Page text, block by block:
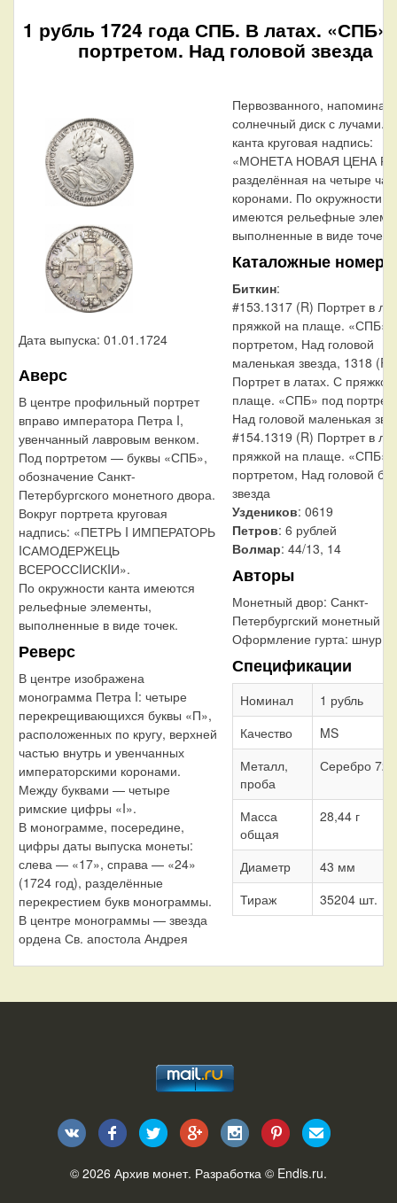
1 рубль 1724 года СПБ. В латах. «СПБ»
портретом. Над головой звезда
Дата выпуска: 01.01.1724
Аверс
В центре профильный портрет
вправо императора Петра I,
увенчанный лавровым венком.
Под портретом — буквы «СПБ»,
обозначение Санкт-
Петербургского монетного двора.
Вокруг портрета круговая
надпись: «ПЕТРЬ I ИМПЕРАТОРЬ
IСАМОДЕРЖЕЦЬ
ВСЕРОССIИСКIИ».
По окружности канта имеются
рельефные элементы,
выполненные в виде точек.
Реверс
В центре изображена
монограмма Петра I: четыре
перекрещивающихся буквы «П»,
расположенных по кругу, верхней
частью внутрь и увенчанных
императорскими коронами.
Между буквами — четыре
римские цифры «I».
В монограмме, посередине,
цифры даты выпуска монеты:
слева — «17», справа — «24»
(1724 год), разделённые
перекрестием букв монограммы.
В центре монограммы — звезда
ордена Св. апостола Андрея
Первозванного,
солнечный диск с лучами.
канта круговая надпись:
«МОНЕТА НОВАЯ ЦЕНА
разделённая на четыре
коронами. По окружности
имеются рельефные
выполненные в виде точек.
Каталожные номера
Биткин:
#153.1317 (R) Портрет в
пряжкой на плаще. «СПБ»
портретом, Над головой
маленькая звезда, 1318
Портрет в латах. С
плаще. «СПБ» под
Над головой маленькая
#154.1319 (R) Портрет в
пряжкой на плаще. «СПБ»
портретом, Над головой
звезда
Уздеников: 0619
Петров: 6 рублей
Волмар: 44/13, 14
Авторы
Монетный двор: Санкт-
Петербургский монетный
Оформление гурта: шнур
Спецификации
Номинал
1 рубль
Качество
MS
Металл,
проба
Серебро 728
Масса
общая
28,44 г
Диаметр
43 мм
Тираж
35204 шт.
© 2026 Архив монет. Разработка © Endis.ru.